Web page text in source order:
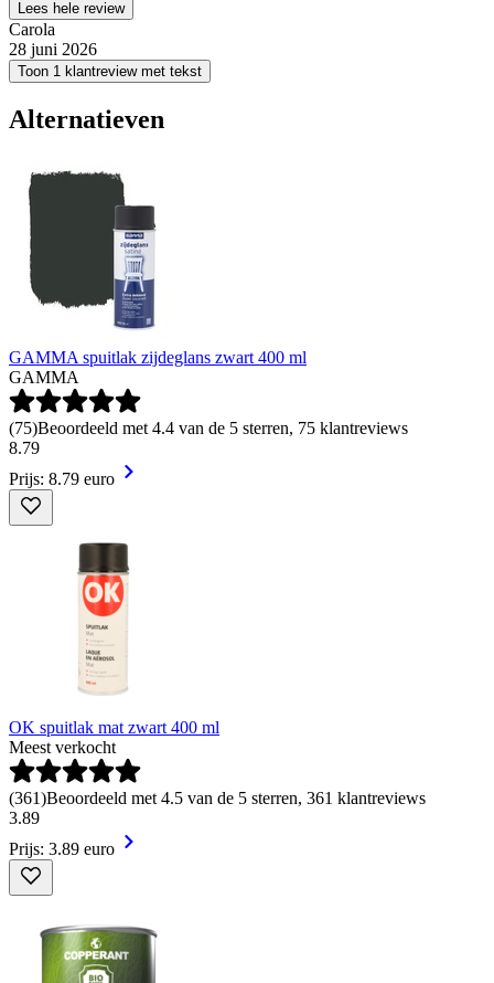
Lees hele review
Carola
28 juni 2026
Toon 1 klantreview met tekst
Alternatieven
GAMMA spuitlak zijdeglans zwart 400 ml
GAMMA
(75)Beoordeeld met 4.4 van de 5 sterren, 75 klantreviews
8.79
Prijs: 8.79 euro
OK spuitlak mat zwart 400 ml
Meest verkocht
(361)Beoordeeld met 4.5 van de 5 sterren, 361 klantreviews
3.89
Prijs: 3.89 euro